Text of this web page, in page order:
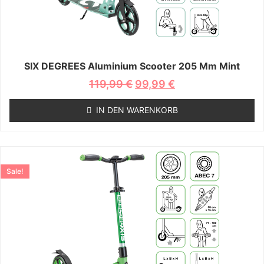
SIX DEGREES Aluminium Scooter 205 Mm Mint
119,99€ Ursprünglicher
Preis
war:
119,99 €
99,99 €
Preis
ist:
99,99 €.
IN DEN WARENKORB
Sale!